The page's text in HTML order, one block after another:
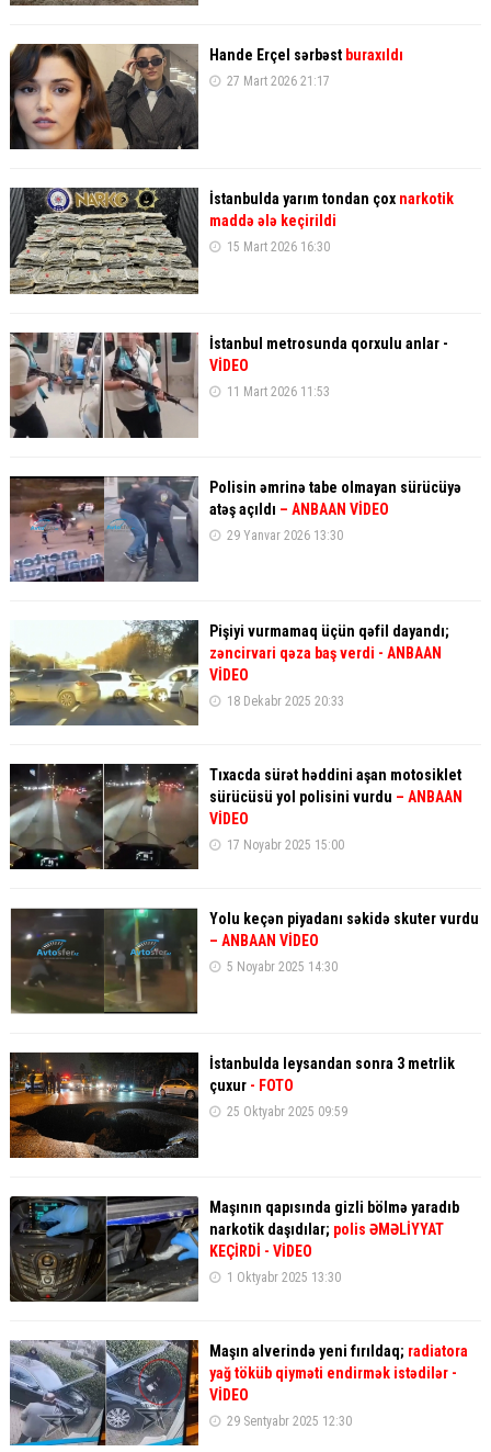
Hande Erçel sərbəst buraxıldı
27 Mart 2026 21:17
İstanbulda yarım tondan çox narkotik
maddə ələ keçirildi
15 Mart 2026 16:30
İstanbul metrosunda qorxulu anlar -
VİDEO
11 Mart 2026 11:53
Polisin əmrinə tabe olmayan sürücüyə
atəş açıldı – ANBAAN VİDEO
29 Yanvar 2026 13:30
Pişiyi vurmamaq üçün qəfil dayandı;
zəncirvari qəza baş verdi - ANBAAN
VİDEO
18 Dekabr 2025 20:33
Tıxacda sürət həddini aşan motosiklet
sürücüsü yol polisini vurdu – ANBAAN
VİDEO
17 Noyabr 2025 15:00
Yolu keçən piyadanı səkidə skuter vurdu
– ANBAAN VİDEO
5 Noyabr 2025 14:30
İstanbulda leysandan sonra 3 metrlik
çuxur - FOTO
25 Oktyabr 2025 09:59
Maşının qapısında gizli bölmə yaradıb
narkotik daşıdılar; polis ƏMƏLİYYAT
KEÇİRDİ - VİDEO
1 Oktyabr 2025 13:30
Maşın alverində yeni fırıldaq; radiatora
yağ töküb qiyməti endirmək istədilər -
VİDEO
29 Sentyabr 2025 12:30